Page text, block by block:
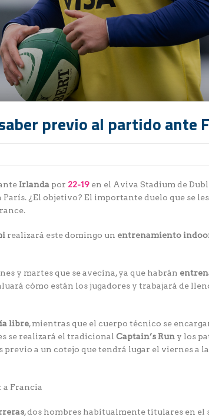
previo al partido ante
Irlanda por 22-19 en el Aviva Stadium de
París. ¿El objetivo? El importante duelo que se
realizará este domingo un entrenamiento
y martes que se avecina, ya que habrán
cómo están los jugadores y trabajará de
libre, mientras que el cuerpo técnico se
se realizará el tradicional Captain’s Run y los
a un cotejo que tendrá lugar el viernes a
a Francia
, dos hombres habitualmente titulares en el